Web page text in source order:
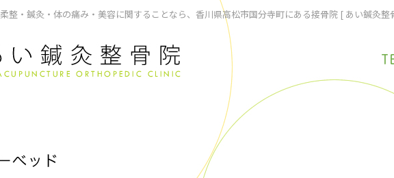
柔整・鍼灸・体の痛み・美容に関することなら、香川県高松市国分寺町にある接骨院 [ あい鍼灸整